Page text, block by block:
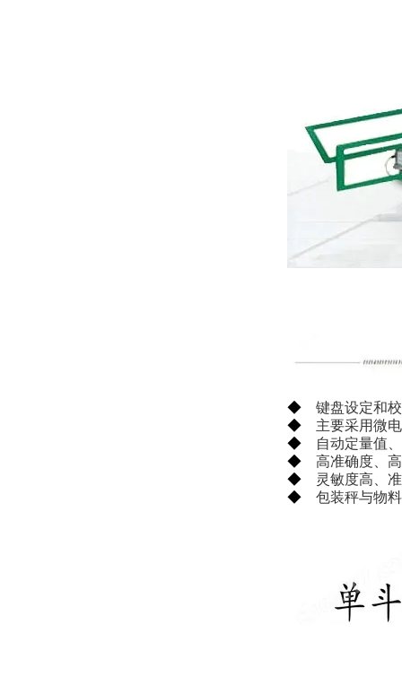
◆ 键盘设定和
◆ 主要采用微
◆
自动定量值
◆ 高准确度、
◆
灵敏度高、
◆ 包装秤与物